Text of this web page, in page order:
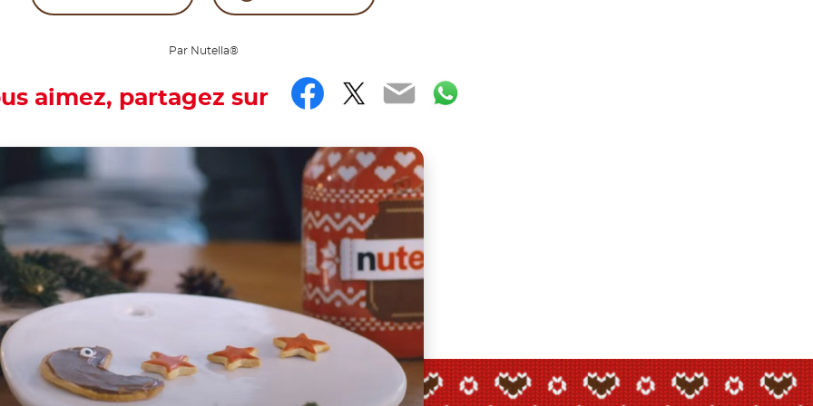
Par Nutella®
aimez, partagez sur Facebook
Twitter
EmailWhatsApp